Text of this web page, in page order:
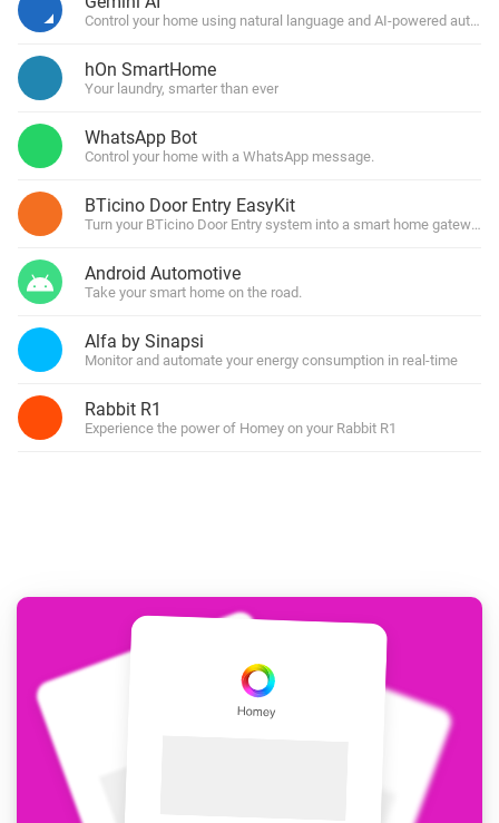
Control your home using natural language and AI-powered
hOn SmartHome
Your laundry, smarter than ever
WhatsApp Bot
Control your home with a WhatsApp message.
BTicino Door Entry EasyKit
Turn your BTicino Door Entry system into a smart home gateway
Android Automotive
Take your smart home on the road.
Alfa by Sinapsi
Monitor and automate your energy consumption in real-time
Rabbit R1
Experience the power of Homey on your Rabbit R1